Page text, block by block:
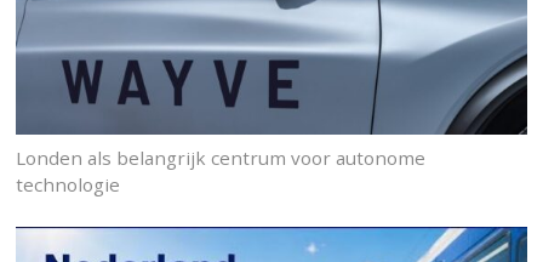
Londen als belangrijk centrum voor autonome
technologie